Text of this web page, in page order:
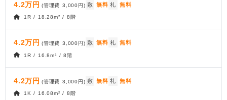
4.2万円 (管理費 3,000円) 敷 無料 礼 無料
1R / 18.28m² / 8階
4.2万円 (管理費 3,000円 ) 敷 無料 礼 無料
1R / 16.8m² / 8階
4.2万円 (管理費 3,000円) 敷 無料 礼 無料
1K / 16.08m² / 8階